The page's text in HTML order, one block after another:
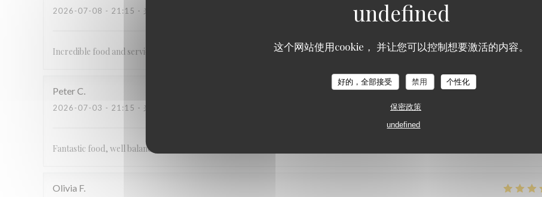
这个网站使用cookie， 并让您可以控制想要激活的内容。
好的，全部接受 禁用 个性化
保密政策
undefined
2026-07-08 - 21:15 - 来宾 2 服务 : 5 /5 氛围
Incredible food and service!
PeterC
2026-07-03 - 21:15 - 来宾 2 服务:
Fantastic food, well balanced and cooked beautifully. A must if you’re in the area
Olivia F